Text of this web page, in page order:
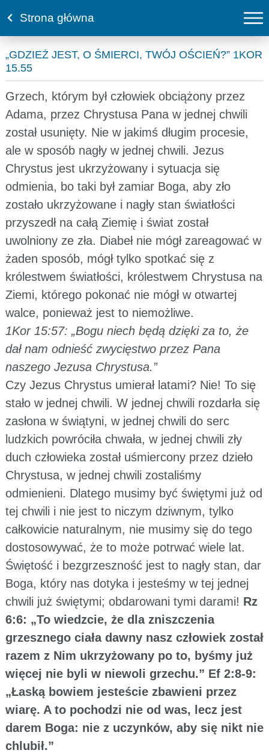
Strona główna
„GDZIEŻ JEST, O ŚMIERCI, TWÓJ OŚCIEŃ?” 1KOR
15.55
Grzech, którym był człowiek obciążony przez
Adama, przez Chrystusa Pana w jednej chwili
został usunięty. Nie w jakimś długim procesie,
ale w sposób nagły w jednej chwili. Jezus
Chrystus jest ukrzyżowany i sytuacja się
odmienia, bo taki był zamiar Boga, aby zło
zostało ukrzyżowane i nagły stan światłości
przyszedł na całą Ziemię i świat został
uwolniony ze zła. Diabeł nie mógł zareagować w
żaden sposób, mógł tylko spotkać się z
królestwem światłości, królestwem Chrystusa na
Ziemi, którego pokonać nie mógł w otwartej
walce, ponieważ jest to niemożliwe.
1Kor 15:57: „Bogu niech będą dzięki za to, że
dał nam odnieść zwycięstwo przez Pana
naszego Jezusa Chrystusa.”
Czy Jezus Chrystus umierał latami? Nie! To się
stało w jednej chwili. W jednej chwili rozdarła się
zasłona w świątyni, w jednej chwili do serc
ludzkich powróciła chwała, w jednej chwili zły
duch człowieka został uśmiercony przez dzieło
Chrystusa, w jednej chwili zostaliśmy
odmienieni. Dlatego musimy być świętymi już od
tej chwili i nie jest to niczym dziwnym, tylko
całkowicie naturalnym, nie musimy się do tego
dostosowywać, że to może potrwać wiele lat.
Świętość i bezgrzeszność jest to nagły stan, dar
Boga, który nas dotyka i jesteśmy w tej jednej
chwili już świętymi; obdarowani tymi darami! Rz
6:6: „To wiedzcie, że dla zniszczenia
grzesznego ciała dawny nasz człowiek został
razem z Nim ukrzyżowany po to, byśmy już
więcej nie byli w niewoli grzechu.” Ef 2:8-9:
„Łaską bowiem jesteście zbawieni przez
wiarę. A to pochodzi nie od was, lecz jest
darem Boga: nie z uczynków, aby się nikt nie
chlubił.”